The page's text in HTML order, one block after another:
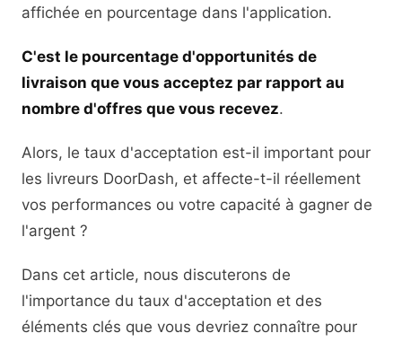
affichée en pourcentage dans l'application.
C'est le pourcentage d'opportunités de
livraison que vous acceptez par rapport au
nombre d'offres que vous recevez.
Alors, le taux d'acceptation est-il important pour
les livreurs DoorDash, et affecte-t-il réellement
vos performances ou votre capacité à gagner de
l'argent ?
Dans cet article, nous discuterons de
l'importance du taux d'acceptation et des
éléments clés que vous devriez connaître pour